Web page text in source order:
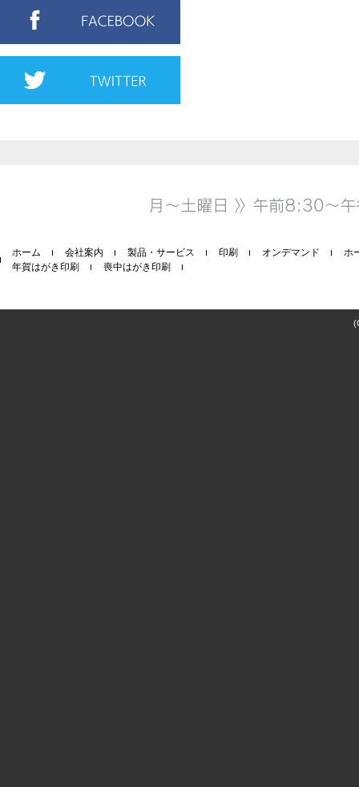
ホーム 会社案内 製品・サービス 印刷 オンデマンド
ホ
年賀はがき印刷
喪中はがき印刷